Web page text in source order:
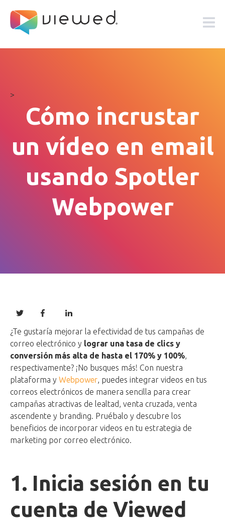
>
Cómo incrustar
un vídeo en email
usando Spotler
Webpower
¿Te gustaría mejorar la efectividad de tus campañas de
correo electrónico y lograr una tasa de clics y
conversión más alta de hasta el 170% y 100%,
respectivamente? ¡No busques más! Con nuestra
plataforma y Webpower, puedes integrar videos en tus
correos electrónicos de manera sencilla para crear
campañas atractivas de lealtad, venta cruzada, venta
ascendente y branding. Pruébalo y descubre los
beneficios de incorporar videos en tu estrategia de
marketing por correo electrónico.
1. Inicia sesión en tu
cuenta de Viewed